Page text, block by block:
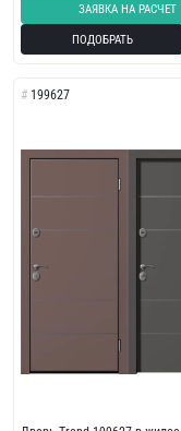
ЗАЯВКА НА РАСЧЕТ
ПОДОБРАТЬ
199627